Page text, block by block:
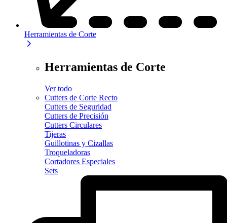
Herramientas de Corte
Herramientas de Corte
Ver todo
Cutters de Corte Recto
Cutters de Seguridad
Cutters de Precisión
Cutters Circulares
Tijeras
Guillotinas y Cizallas
Troqueladoras
Cortadores Especiales
Sets